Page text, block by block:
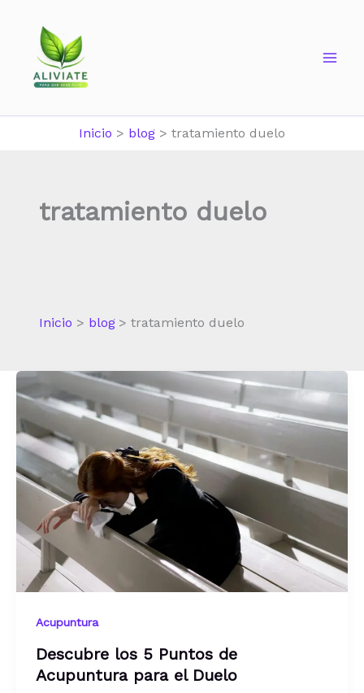
contenido
Inicio blog tratamiento duelo
tratamiento duelo
Inicio blog tratamiento duelo
Acupuntura
Descubre los 5 Puntos de
Acupuntura para el Duelo